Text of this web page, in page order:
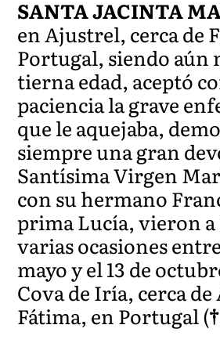
SANTA JACINTA
en Ajustrel, cerca de
Portugal, siendo aún
tierna edad, aceptó
paciencia la grave
que le aquejaba,
siempre una gran
Santísima Virgen
con su hermano
prima Lucía, vieron
varias ocasiones
mayo y el 13 de
Cova de Iría, cerca
Fátima, en Portugal (†